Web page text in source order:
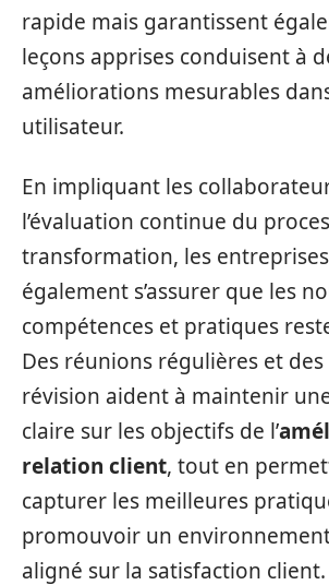
rapide mais garantissent
leçons apprises conduisent à
améliorations mesurables
utilisateur.
En impliquant les
l’évaluation continue du
transformation, les
également s’assurer que les
compétences et pratiques
Des réunions régulières et
révision aident à maintenir
claire sur les objectifs de l’
relation client, tout en
capturer les meilleures
promouvoir un
aligné sur la satisfaction client.